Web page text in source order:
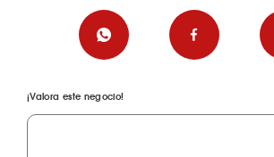
¡Valora este negocio!